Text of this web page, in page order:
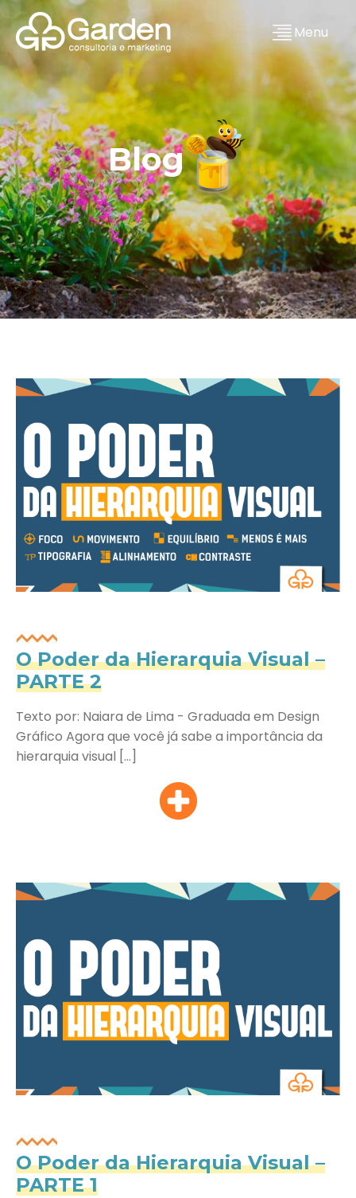
Menu
Blog
O Poder da Hierarquia Visual –
PARTE 2
Texto por: Naiara de Lima - Graduada em Design
Gráfico Agora que você já sabe a importância da
hierarquia visual […]
O Poder da Hierarquia Visual –
PARTE 1